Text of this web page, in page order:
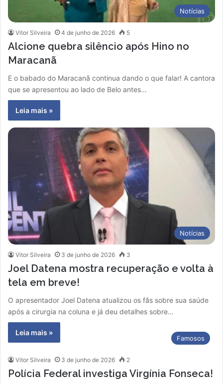
Notícias
Vitor Silveira 4 de junho de 2026 5
Alcione quebra silêncio após Hino no
Maracanã
E o babado do Maracanã continua dando o que falar! A cantora
que se apresentou ao lado de Belo antes…
Leia mais »
Notícias
Vitor Silveira 3 de junho de 2026 3
Joel Datena mostra recuperação e volta à
tela em breve!
O apresentador Joel Datena atualizou os fãs sobre sua saúde
após a cirurgia na coluna e já deu detalhes sobre…
Leia mais »
Famosos
Vitor Silveira 3 de junho de 2026 2
Polícia Federal investiga Virgínia Fonseca!